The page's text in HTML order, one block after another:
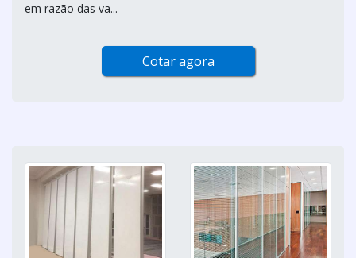
em razão das va...
Cotar agora